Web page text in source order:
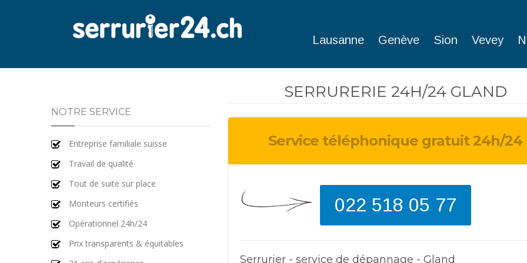
Lausanne Genève Sion Vevey
SERRURERIE 24H/24 GLAND
Service téléphonique gratuit 24h/24
022 518 05 77
Serrurier - service de dépannage - Gland
NOTRE SERVICE
Entreprise familiale suisse
Travail de qualité
Tout de suite sur place
Monteurs certifiés
Opérationnel 24h/24
Prix transparents & équitables
weekend.
d'entrée.